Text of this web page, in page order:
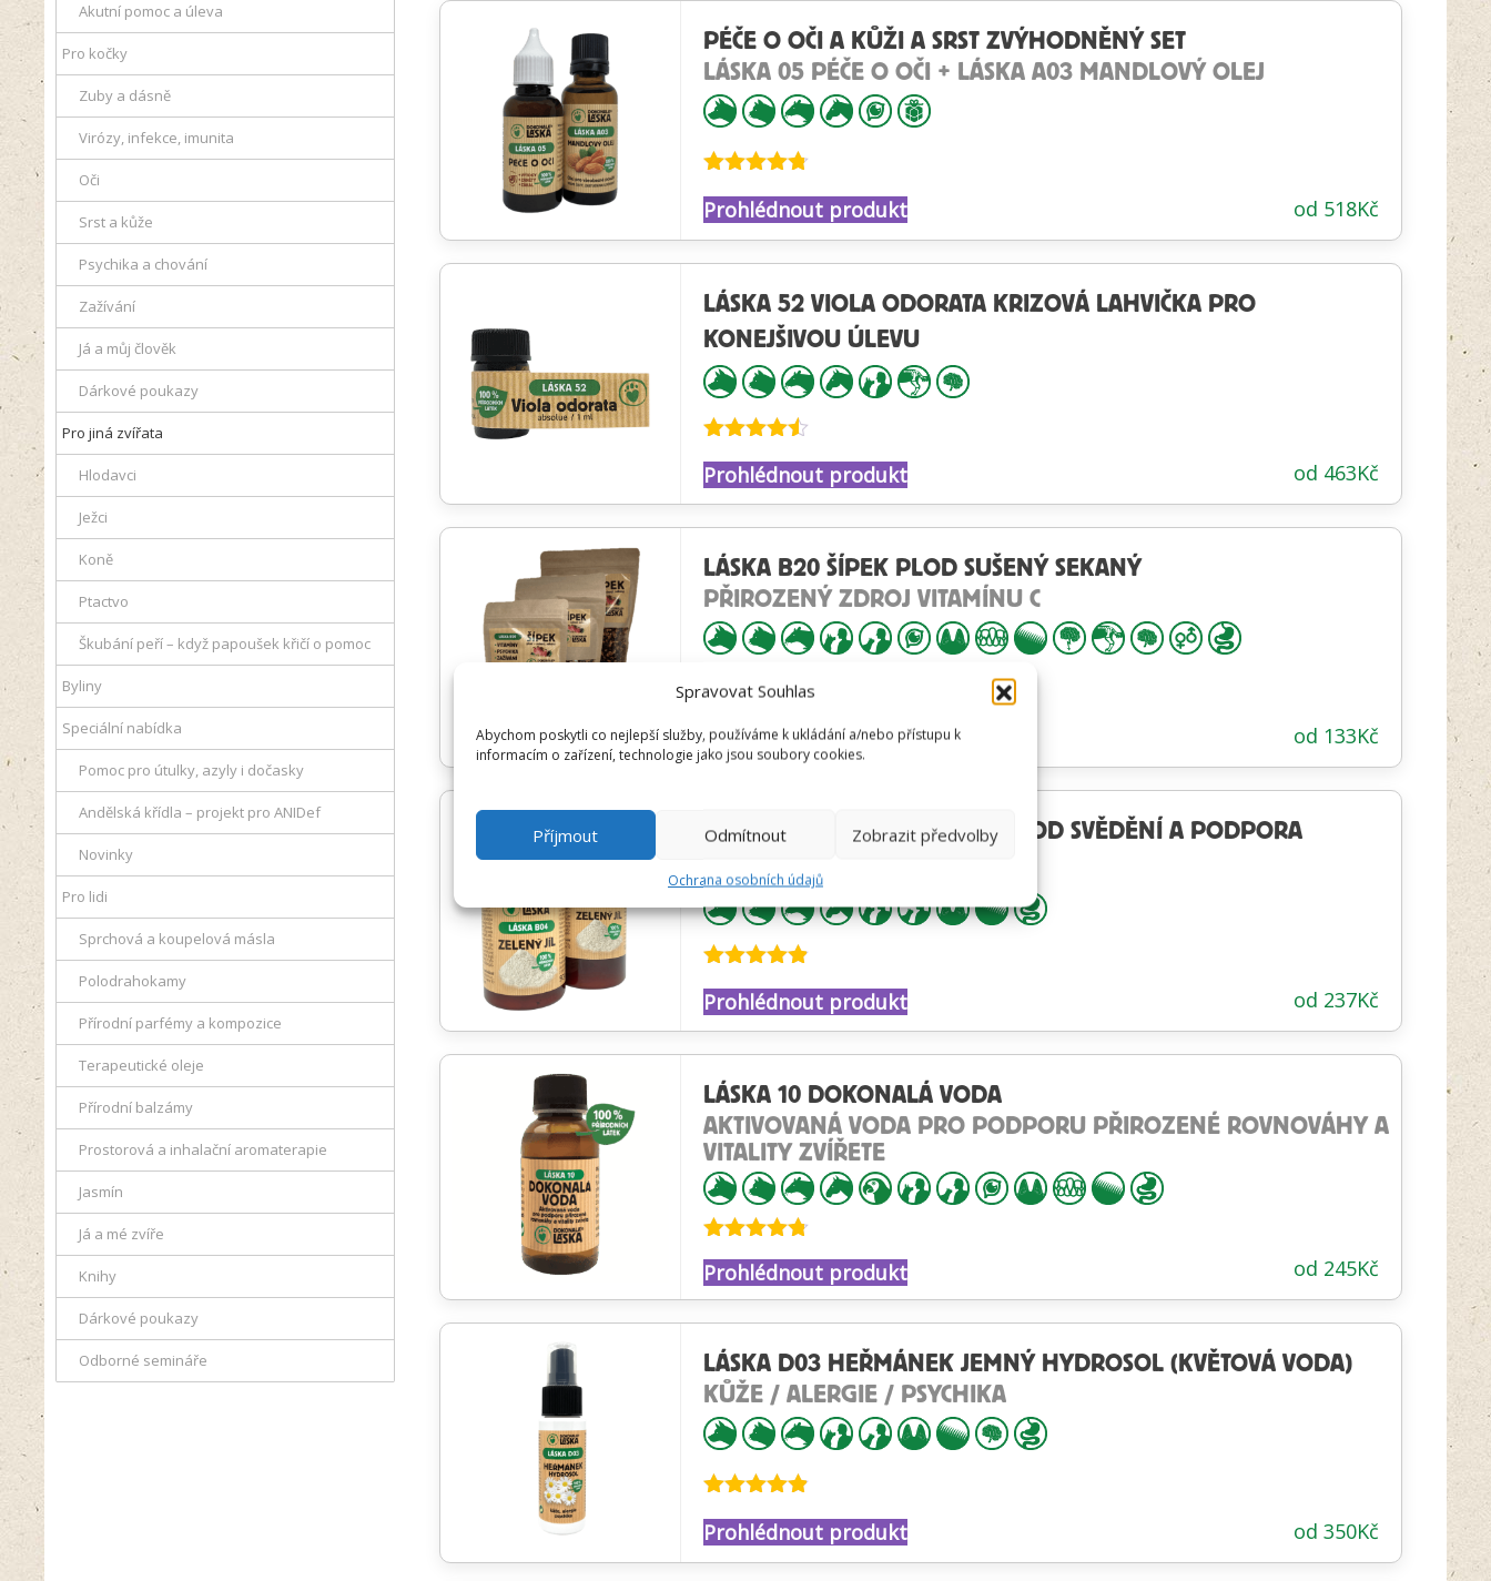
Spravovat Souhlas
Abychom poskytli co nejlepší služby, používáme k ukládání a/nebo přístupu k
informacím o zařízení, technologie jako jsou soubory cookies.
Příjmout Odmítnout Zobrazit předvolby
Ochrana osobních údajů
Akutní pomoc a úleva
Pro kočky
Zuby a dásně
Virózy, infekce, imunita
Oči
Srst a kůže
Psychika a chování
Zažívání
Já a můj člověk
Dárkové poukazy
Pro jiná zvířata
Hlodavci
Ježci
Koně
Ptactvo
Škubání peří – když papoušek křičí o pomoc
Byliny
Speciální nabídka
Pomoc pro útulky, azyly i dočasky
Andělská křídla – projekt pro ANIDef
Novinky
Pro lidi
Sprchová a koupelová másla
Polodrahokamy
Přírodní parfémy a kompozice
Terapeutické oleje
Přírodní balzámy
Prostorová a inhalační aromaterapie
Jasmín
Já a mé zvíře
Knihy
Dárkové poukazy
Odborné semináře
PÉČE O OČI A KŮŽI A SRST ZVÝHODNĚNÝ SET
LÁSKA 05 PÉČE O OČI + LÁSKA A03 MANDLOVÝ OLEJ
4.73 z 5 od 518Kč
Prohlédnout produkt
LÁSKA 52 VIOLA ODORATA KRIZOVÁ LAHVIČKA PRO
KONEJŠIVOU ÚLEVU
4.47 z 5 od 463Kč
Prohlédnout produkt
LÁSKA B20 ŠÍPEK PLOD SUŠENÝ SEKANÝ
PŘIROZENÝ ZDROJ VITAMÍNU C
4.65z 5 od 133Kč
Prohlédnout produkt
LÁSKA B04 ZELENÝ JÍL ÚLEVA OD SVĚDĚNÍ A PODPORA
4.83 z 5 od 237Kč
Prohlédnout produkt
LÁSKA 10 DOKONALÁ VODA
AKTIVOVANÁ VODA PRO PODPORU PŘIROZENÉ ROVNOVÁHY A
VITALITY ZVÍŘETE
Hodnocení
4.71z 5 od 245Kč
Prohlédnout produkt
LÁSKA D03 HEŘMÁNEK JEMNÝ HYDROSOL (KVĚTOVÁ VODA)
KŮŽE / ALERGIE / PSYCHIKA
4.79 z 5 od 350Kč
Prohlédnout produkt